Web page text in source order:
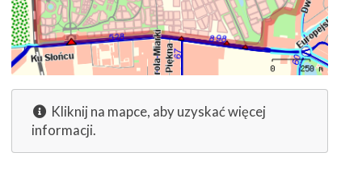
Kliknij na mapce, aby uzyskać więcej
informacji.